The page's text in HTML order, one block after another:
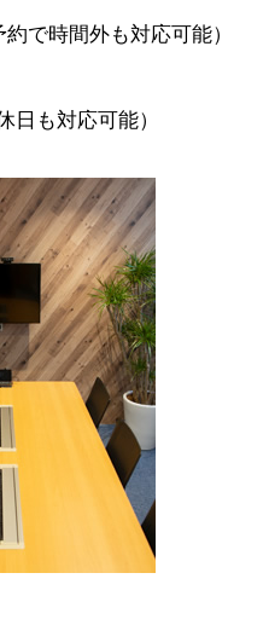
で時間外も対応可能）
日も対応可能）